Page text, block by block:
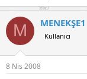
M MENEKŞE1
Kullanıcı
8 Nis 2008